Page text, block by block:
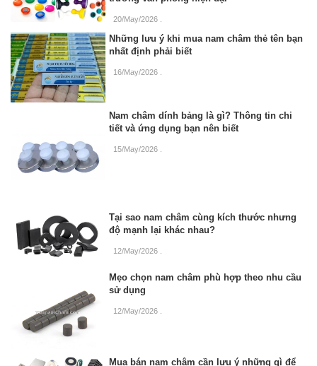
20/May/2026
Những lưu ý khi mua nam châm thẻ tên bạn
nhất định phải biết
16/May/2026
Nam châm dính bảng là gì? Thông tin chi
tiết và ứng dụng bạn nên biết
15/May/2026
Tại sao nam châm cùng kích thước nhưng
độ mạnh lại khác nhau?
12/May/2026 .
Mẹo chọn nam châm phù hợp theo nhu cầu
sử dụng
12/May/2026
Mua bán nam châm cần lưu ý những gì để